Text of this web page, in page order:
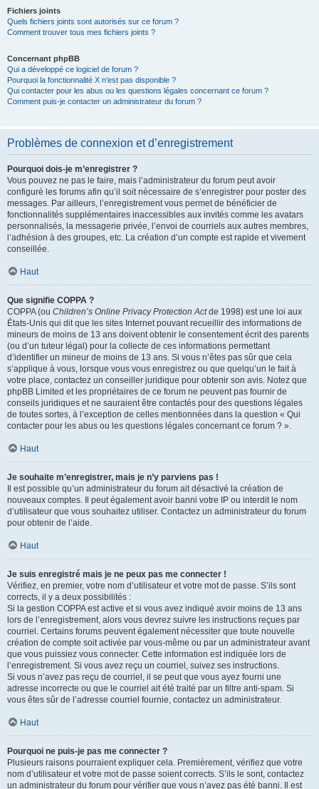
Fichiers joints
Quels fichiers joints sont autorisés sur ce forum ?
Comment trouver tous mes fichiers joints ?
Concernant phpBB
Qui a développé ce logiciel de forum ?
Pourquoi la fonctionnalité X n’est pas disponible ?
Qui contacter pour les abus ou les questions légales concernant ce forum ?
Comment puis-je contacter un administrateur du forum ?
Problèmes de connexion et d’enregistrement
Pourquoi dois-je m’enregistrer ?
Vous pouvez ne pas le faire, mais l’administrateur du forum peut avoir
configuré les forums afin qu’il soit nécessaire de s’enregistrer pour poster des
messages. Par ailleurs, l’enregistrement vous permet de bénéficier de
fonctionnalités supplémentaires inaccessibles aux invités comme les avatars
personnalisés, la messagerie privée, l’envoi de courriels aux autres membres,
l’adhésion à des groupes, etc. La création d’un compte est rapide et vivement
conseillée.
Haut
Que signifie COPPA ?
COPPA (ou Children’s Online Privacy Protection Actde 1998) est une loi aux
États-Unis qui dit que les sites Internet pouvant recueillir des informations de
mineurs de moins de 13 ans doivent obtenir le consentement écrit des parents
(ou d’un tuteur légal) pour la collecte de ces informations permettant
d’identifier un mineur de moins de 13 ans. Si vous n’êtes pas sûr que cela
s’applique à vous, lorsque vous vous enregistrez ou que quelqu’un le fait à
votre place, contactez un conseiller juridique pour obtenir son avis. Notez que
phpBB Limited et les propriétaires de ce forum ne peuvent pas fournir de
conseils juridiques et ne sauraient être contactés pour des questions légales
de toutes sortes, à l’exception de celles mentionnées dans la question « Qui
contacter pour les abus ou les questions légales concernant ce forum ? ».
Haut
Je souhaite m’enregistrer, mais je n’y parviens pas !
Il est possible qu’un administrateur du forum ait désactivé la création de
nouveaux comptes. Il peut également avoir banni votre IP ou interdit le nom
d’utilisateur que vous souhaitez utiliser. Contactez un administrateur du forum
pour obtenir de l’aide.
Haut
Je suis enregistré mais je ne peux pas me connecter !
Vérifiez, en premier, votre nom d’utilisateur et votre mot de passe. S’ils sont
corrects, il y a deux possibilités :
Si la gestion COPPA est active et si vous avez indiqué avoir moins de 13 ans
lors de l’enregistrement, alors vous devrez suivre les instructions reçues par
courriel. Certains forums peuvent également nécessiter que toute nouvelle
création de compte soit activée par vous-même ou par un administrateur avant
que vous puissiez vous connecter. Cette information est indiquée lors de
l’enregistrement. Si vous avez reçu un courriel, suivez ses instructions.
Si vous n’avez pas reçu de courriel, il se peut que vous ayez fourni une
adresse incorrecte ou que le courriel ait été traité par un filtre anti-spam. Si
vous êtes sûr de l’adresse courriel fournie, contactez un administrateur.
Haut
Pourquoi ne puis-je pas me connecter ?
Plusieurs raisons pourraient expliquer cela. Premièrement, vérifiez que votre
nom d’utilisateur et votre mot de passe soient corrects. S’ils le sont, contactez
un administrateur du forum pour vérifier que vous n’avez pas été banni. Il est